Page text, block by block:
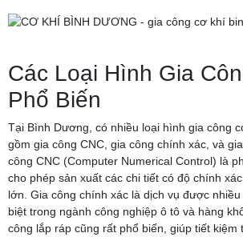
Các Loại Hình Gia
Phổ Biến
Tại Bình Dương, có nhiều loại hình gia công
gồm gia công CNC, gia công chính xác, và
công CNC (Computer Numerical Control) là
cho phép sản xuất các chi tiết có độ chính
lớn. Gia công chính xác là dịch vụ được
biệt trong ngành công nghiệp ô tô và hàng
công lắp ráp cũng rất phổ biến, giúp tiết kiệm